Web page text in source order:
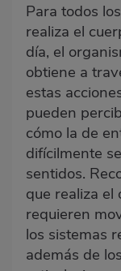
Para todos
realiza el
día, el
obtiene a
estas
pueden
cómo la de
difícilmente
sentidos.
que realiza el
requieren
los sistemas
además de